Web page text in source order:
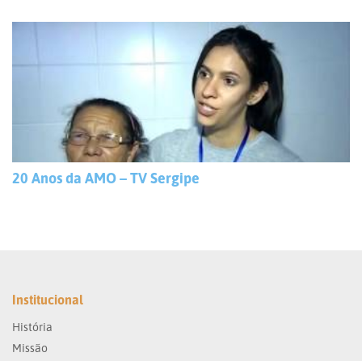
20 Anos da AMO – TV Sergipe
Institucional
História
Missão